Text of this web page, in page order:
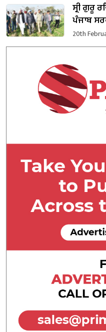
ਸ੍ਰੀ ਗੁਰੂ
ਪੰਜਾਬ
ਕਬਜ਼ਾ
20th